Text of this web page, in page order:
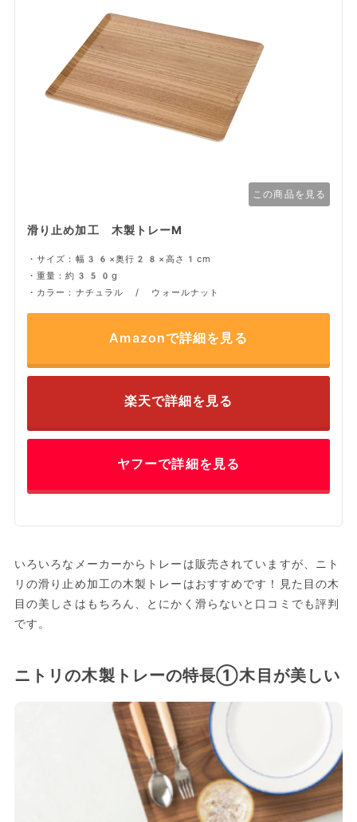
この商品を見る
滑り止め加工 木製トレーM
・サイズ：幅36×奥行28×高さ1cm
・重量：約350g
・カラー：ナチュラル / ウォールナット
Amazonで詳細を見る
楽天で詳細を見る
ヤフーで詳細を見る
いろいろなメーカーからトレーは販売されていますが、ニト
リの滑り止め加工の木製トレーはおすすめです！見た目の木
目の美しさはもちろん、とにかく滑らないと口コミでも評判
です。
ニトリの木製トレーの特長①木目が美しい